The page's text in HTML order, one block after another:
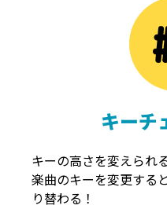
キーチ
キーの高さを変えられ
楽曲のキーを変更する
り替わる！